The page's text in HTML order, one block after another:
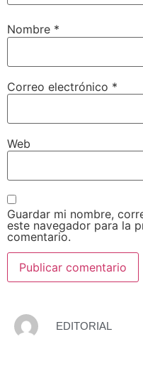
Nombre *
Correo electrónico *
Web
Guardar mi nombre,
este navegador para la
comentario.
EDITORIAL